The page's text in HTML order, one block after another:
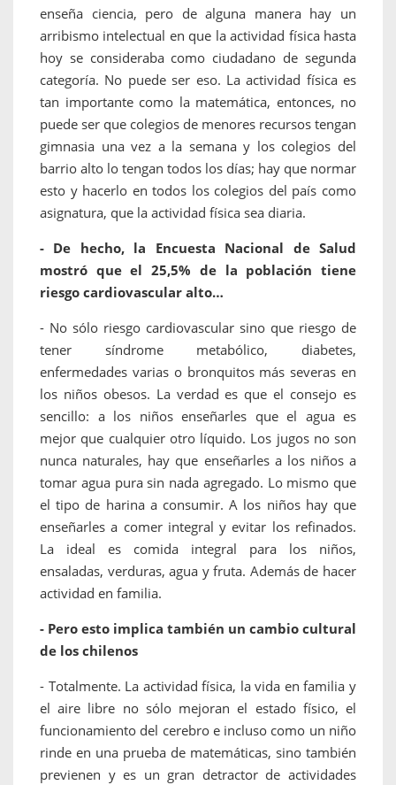
enseña ciencia, pero de alguna manera hay un
arribismo intelectual en que la actividad física hasta
hoy se consideraba como ciudadano de segunda
categoría. No puede ser eso. La actividad física es
tan importante como la matemática, entonces, no
puede ser que colegios de menores recursos tengan
gimnasia una vez a la semana y los colegios del
barrio alto lo tengan todos los días; hay que normar
esto y hacerlo en todos los colegios del país como
asignatura, que la actividad física sea diaria.
- De hecho, la Encuesta Nacional de Salud
mostró que el 25,5% de la población tiene
riesgo cardiovascular alto…
- No sólo riesgo cardiovascular sino que riesgo de
tener síndrome metabólico, diabetes,
enfermedades varias o bronquitos más severas en
los niños obesos. La verdad es que el consejo es
sencillo: a los niños enseñarles que el agua es
mejor que cualquier otro líquido. Los jugos no son
nunca naturales, hay que enseñarles a los niños a
tomar agua pura sin nada agregado. Lo mismo que
el tipo de harina a consumir. A los niños hay que
enseñarles a comer integral y evitar los refinados.
La ideal es comida integral para los niños,
ensaladas, verduras, agua y fruta. Además de hacer
actividad en familia.
- Pero esto implica también un cambio cultural
de los chilenos
- Totalmente. La actividad física, la vida en familia y
el aire libre no sólo mejoran el estado físico, el
funcionamiento del cerebro e incluso como un niño
rinde en una prueba de matemáticas, sino también
previenen y es un gran detractor de actividades